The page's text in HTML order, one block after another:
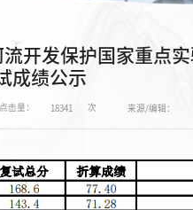
开发保护国家重点
成绩公示
点击量： 18341 次 来源/编辑：